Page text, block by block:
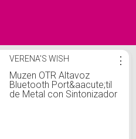
VERENA'S WISH
Muzen OTR Altavoz
Bluetooth Port&aacute;til
de Metal con Sintonizador
⋮